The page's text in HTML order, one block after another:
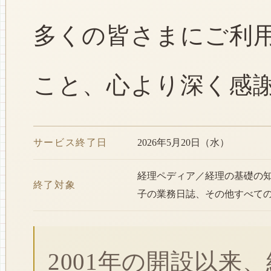
多くの皆さまにご利
こと、心より深く感
サービス終了日 2026年5月20日（水）
終了対象
経理ペディア／経理の基礎の
子の業務日誌、その他すべて
2001年の開設以来